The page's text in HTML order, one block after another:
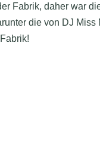
Fabrik, daher war
die von DJ